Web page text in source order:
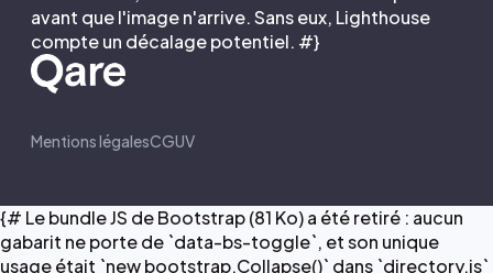
avant que l'image n'arrive. Sans eux, Lighthouse
compte un décalage potentiel. #}
Mentions légalesCGUV
{# Le bundle JS de Bootstrap (81 Ko) a été retiré : aucun
gabarit ne porte de `data-bs-toggle`, et son unique
usage était `new bootstrap.Collapse()` dans `directory.js`